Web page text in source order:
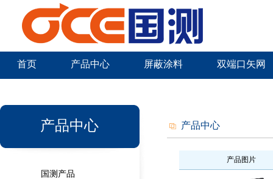
首页 产品中心 屏蔽涂料 双端口矢网
产品中心
国测产品
产品中心
产品图片